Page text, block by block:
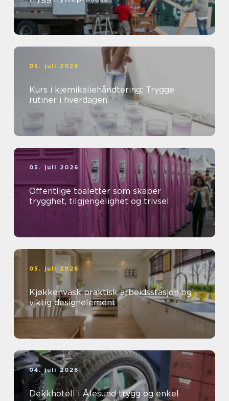
05. juli 2026
Kurs i kjemikaliehåndtering: Trygge
rutiner i hverdagen
05. juli 2026
Offentlige toaletter som skaper
trygghet, tilgjengelighet og trivsel
05. juli 2026
Kjøkkenvask praktisk arbeidsstasjon og
viktig designelement
04. juli 2026
Dekkhotell i Ålesund trygg og enkel